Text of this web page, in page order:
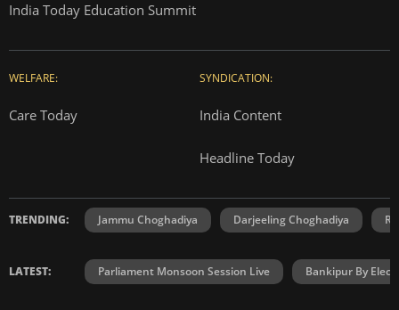
India Today Education Summit
WELFARE:
Care Today
SYNDICATION:
India Content
Headline Today
TRENDING: Jammu Choghadiya Darjeeling Choghadiya
LATEST: Parliament Monsoon Session Live Bankipur By